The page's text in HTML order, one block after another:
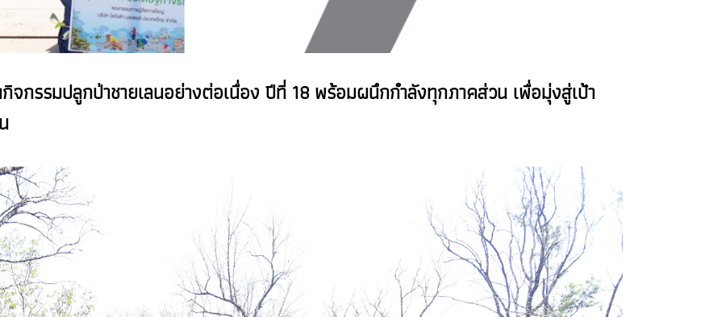
กรรมปลูกป่าชายเลนอย่างต่อเนื่อง ปีที่ 18พร้อมผนึกกำลังทุกภาคส่วน เพื่อมุ่งสู่เป้า